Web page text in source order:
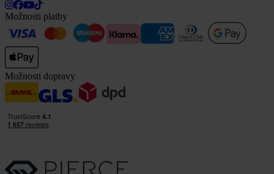
Možnosti platby
Možnosti dopravy